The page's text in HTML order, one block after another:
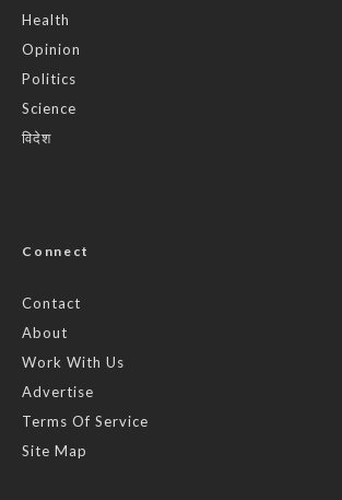
Health
Opinion
Politics
Science
विदेश
Connect
Contact
About
Work With Us
Advertise
Terms Of Service
Site Map